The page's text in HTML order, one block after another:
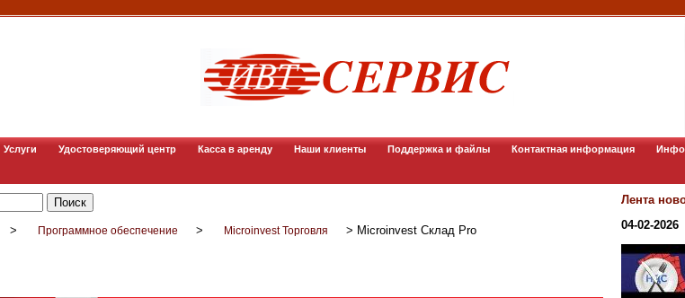
Услуги Удостоверяющий центр Касса в аренду Наши клиенты Поддержка и файлы Контактная информация
> Программное обеспечение > Microinvest Торговля > Microinvest Склад Pro
Лента
04-02-2026